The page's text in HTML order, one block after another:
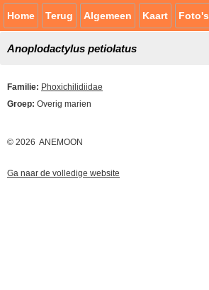
Home Terug Algemeen Kaart Foto's
Anoplodactylus petiolatus
Familie: Phoxichilidiidae
Groep: Overig marien
© 2026 ANEMOON
Ga naar de volledige website